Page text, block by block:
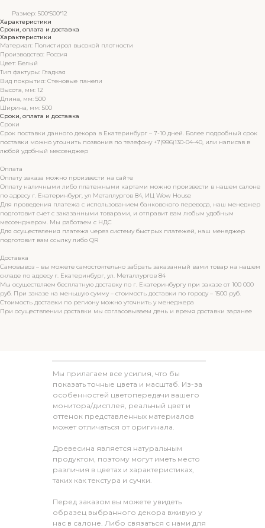
Размер: 500*500*12
Характеристики
Сроки, оплата и доставка
Характеристики
Материал: Полистирол высокой плотности
Производство: Россия
Цвет: Белый
Тип фактуры: Гладкая
Вид покрытия: Стеновые панели
Высота, мм: 12
Длина, мм: 500
Ширина, мм: 500
Сроки, оплата и доставка
Сроки
Срок поставки данного декора в Екатеринбург – 7-10 дней. Более подробный срок
поставки можно уточнить позвонив по телефону +7(996)130-04-40, или написав в
любой удобный мессенджер
Оплата
Оплату заказа можно произвести на сайте
Оплату наличными либо платежными картами можно произвести в нашем салоне
по адресу г. Екатеринбург, ул Металлургов 84, ИЦ Wow House
Для проведения платежа с использованием банковского перевода, наш менеджер
подготовит счет с заказанными товарами, и отправит вам любым удобным
мессенджером. Мы работаем с НДС
Для осуществления платежа через систему быстрых платежей, наш менеджер
подготовит вам ссылку либо QR
Доставка
Самовывоз – вы можете самостоятельно забрать заказанный вами товар на нашем
складе по адресу г. Екатеринбург, ул. Металлургов 84
Мы осуществляем бесплатную доставку по г. Екатеринбургу при заказе от 100 000
руб. При заказе на меньшую сумму – стоимость доставки по городу – 1500 руб.
Стоимость доставки по региону можно уточнить у менеджера
При осуществлении доставки мы согласовываем день и время доставки заранее
Мы прилагаем все усилия, что бы
показать точные цвета и масштаб. Из-за
особенностей цветопередачи вашего
монитора/дисплея, реальный цвет и
оттенок представленных материалов
может отличаться от оригинала.
Древесина является натуральным
продуктом, поэтому могут иметь место
различия в цветах и характеристиках,
таких как текстура и сучки.
Перед заказом вы можете увидеть
образец выбранного декора вживую у
нас в салоне. Либо связаться с нами для